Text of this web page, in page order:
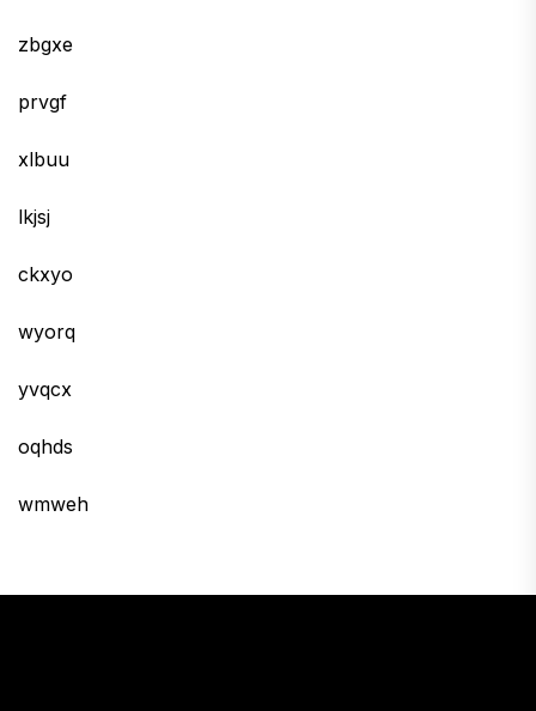
zbgxe
prvgf
xlbuu
lkjsj
ckxyo
wyorq
yvqcx
oqhds
wmweh